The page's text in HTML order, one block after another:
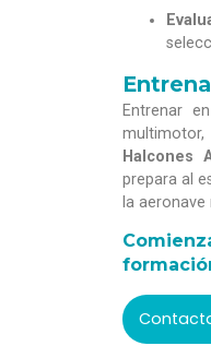
Entrenar
Halcones
prepara al
la aeronave